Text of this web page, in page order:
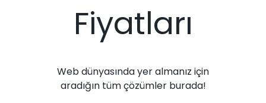
Fiyatları
Web dünyasında yer almanız için
aradığın tüm çözümler burada!